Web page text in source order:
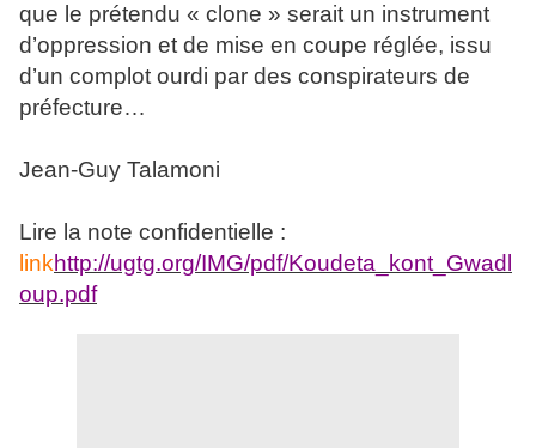
que le prétendu « clone » serait un instrument
d’oppression et de mise en coupe réglée, issu
d’un complot ourdi par des conspirateurs de
préfecture…
Jean-Guy Talamoni
Lire la note confidentielle :
linkhttp://ugtg.org/IMG/pdf/Koudeta_kont_Gwadl
oup.pdf